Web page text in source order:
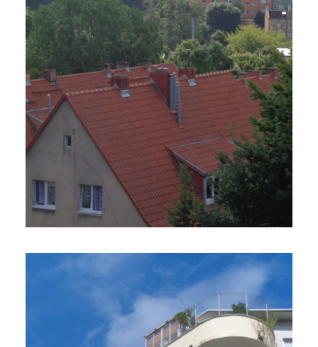
osobą. Część pierwsza.
12 kwietnia 2018
3 min czytania
Autor:
Kamil Sulewski